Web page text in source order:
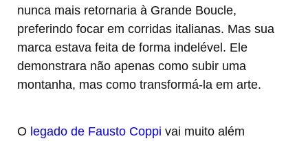
nunca mais retornaria à Grande Boucle,
preferindo focar em corridas italianas. Mas sua
marca estava feita de forma indelével. Ele
demonstrara não apenas como subir uma
montanha, mas como transformá-la em arte.
O legado de Fausto Coppi vai muito além